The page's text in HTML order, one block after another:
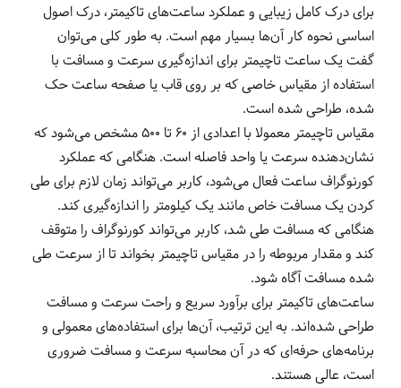
برای درک کامل زیبایی و عملکرد ساعت‌های تاکیمتر، درک اصول
اساسی نحوه کار آن‌ها بسیار مهم است. به طور کلی می‌توان
گفت یک ساعت تاچیمتر برای اندازه‌گیری سرعت و مسافت با
استفاده از مقیاس خاصی که بر روی قاب یا صفحه ساعت حک
شده، طراحی شده است.
مقیاس تاچیمتر معمولا با اعدادی از 60 تا 500 مشخص می‌شود که
نشان‌دهنده سرعت یا واحد فاصله است. هنگامی که عملکرد
کورنوگراف ساعت فعال می‌شود، کاربر می‌تواند زمان لازم برای طی
کردن یک مسافت خاص مانند یک کیلومتر را اندازه‌گیری کند.
هنگامی که مسافت طی شد، کاربر می‌تواند کورنوگراف را متوقف
کند و مقدار مربوطه را در مقیاس تاچیمتر بخواند تا از سرعت طی
شده مسافت آگاه شود.
ساعت‌های تاکیمتر برای برآورد سریع و راحت سرعت و مسافت
طراحی شده‌اند. به این ترتیب، آن‌ها برای استفاده‌های معمولی و
برنامه‌های حرفه‌ای که در آن محاسبه سرعت و مسافت ضروری
است، عالی هستند.